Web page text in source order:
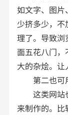
如文字、图
少挤多少，
理了。导致
面五花八门
大的杂烩。让
第二也可
这类网站
来制作的。